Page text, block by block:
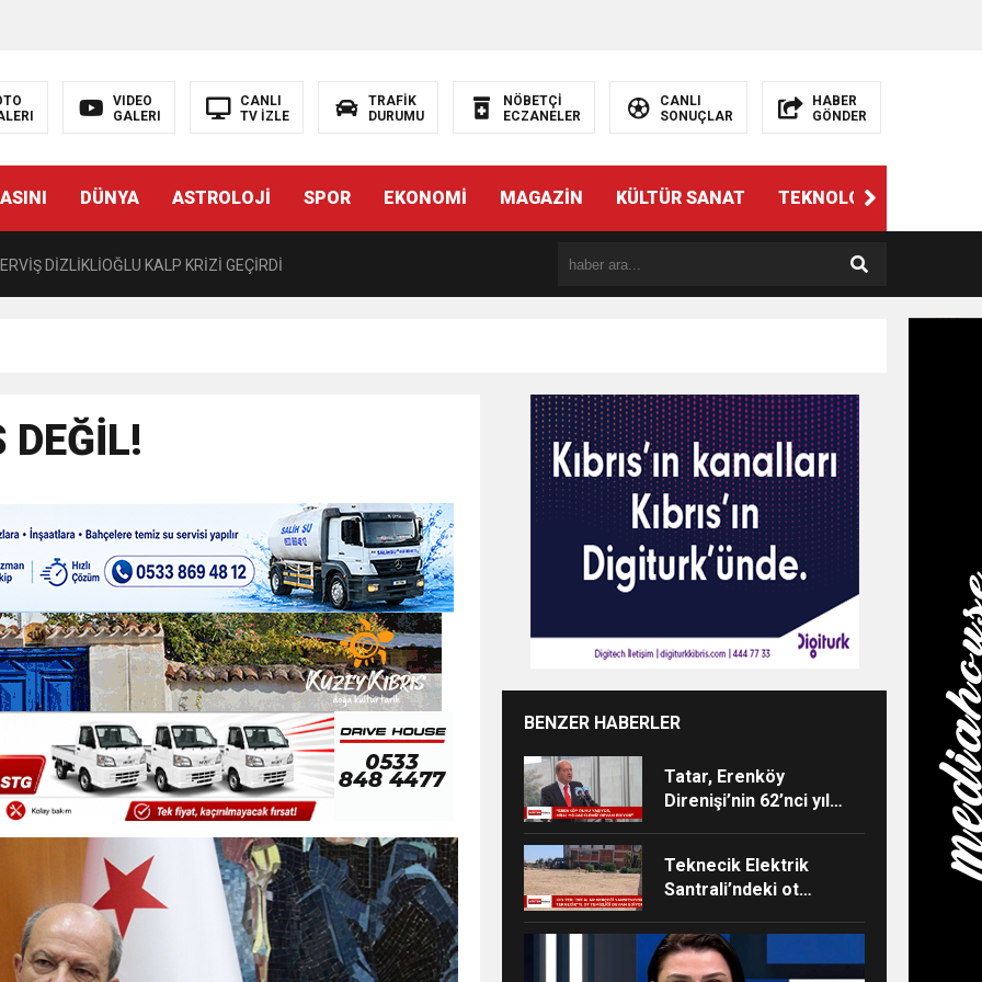
VIDEO
GALERI
CANLI
TV İZLE
TRAFİK
DURUMU
NÖBETÇİ
ECZANELER
CANLI
SONUÇLAR
HABER
GÖNDER
DÜNYA ASTROLOJİ SPOR EKONOMİ MAGAZİN KÜLTÜR SANAT TEKNOLOJİ
HAMİTKÖY BARAJINDA TEC*V*Z İDDİASI
KALDIRILDI!
DİZLİKLİOĞLU KALP KRİZİ GEÇİRDİ
ÖNGÖRÜMÜZ YÜZDE 7.5 İLE 8.5 ARASINDA
sergi açılışında fenalaşarak hastaneye kaldırıldı
DEĞİL!
BENZER HABERLER
Tatar, Erenköy
Direnişi’nin 62’nci yıl
Teknecik Elektrik
Santrali’ndeki ot
Temmuz’dan beri
devam ediyor